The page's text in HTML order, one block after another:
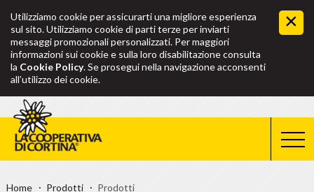
Utilizziamo cookie per assicurarti una migliore esperienza
sul sito. Utilizziamo cookie di parti terze per inviarti
messaggi promozionali personalizzati. Per maggiori
informazioni sui cookie e sulla loro disabilitazione consulta
la Cookie Policy. Se prosegui nella navigazione acconsenti
all’utilizzo dei cookie.
Home Prodotti Prodotti